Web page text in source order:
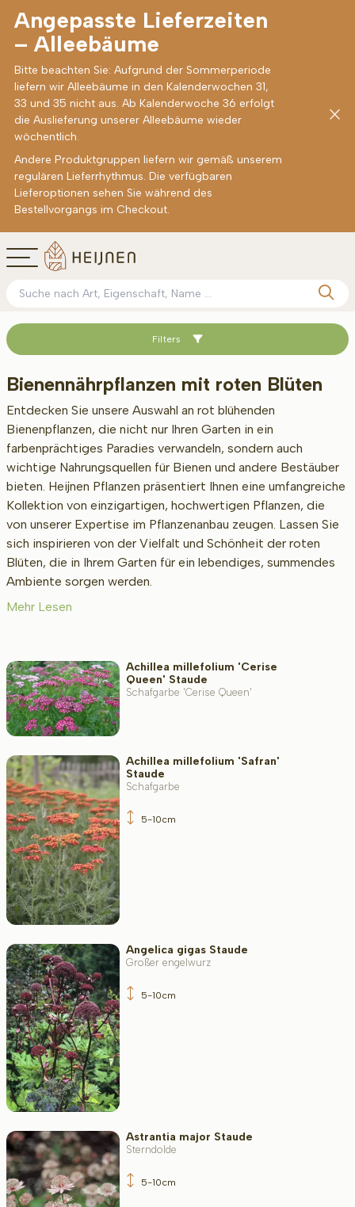
Angepasste Lieferzeiten
– Alleebäume
Bitte beachten Sie: Aufgrund der Sommerperiode
liefern wir Alleebäume in den Kalenderwochen 31,
33 und 35 nicht aus. Ab Kalenderwoche 36 erfolgt
die Auslieferung unserer Alleebäume wieder
wöchentlich.
Andere Produktgruppen liefern wir gemäß unserem
regulären Lieferrhythmus. Die verfügbaren
Lieferoptionen sehen Sie während des
Bestellvorgangs im Checkout.
Sortieren nach
Höhe bei Lieferung (cm)
Erwachsenengröße (cm)
Standort
Wuchsform
Anwendung
Blütenfarbe
Blütezeit
Blattfarbe
Widerstandsfähigkeit
Immergrün
Filters
Bienennährpflanzen mit roten Blüten
Entdecken Sie unsere Auswahl an rot blühenden
Bienenpflanzen, die nicht nur Ihren Garten in ein
farbenprächtiges Paradies verwandeln, sondern auch
wichtige Nahrungsquellen für Bienen und andere Bestäuber
bieten. Heijnen Pflanzen präsentiert Ihnen eine umfangreiche
Kollektion von einzigartigen, hochwertigen Pflanzen, die
von unserer Expertise im Pflanzenanbau zeugen. Lassen Sie
sich inspirieren von der Vielfalt und Schönheit der roten
Blüten, die in Ihrem Garten für ein lebendiges, summendes
Ambiente sorgen werden.
Mehr Lesen
Achillea millefolium 'Cerise
Queen' Staude
Schafgarbe 'Cerise Queen'
Achillea millefolium 'Safran'
Staude
Schafgarbe
5-10cm
Angelica gigas Staude
Großer engelwurz
5-10cm
Astrantia major Staude
Sterndolde
5-10cm